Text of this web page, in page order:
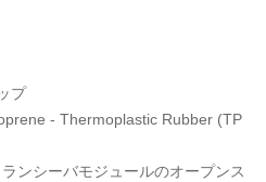
プ
- Thermoplastic Rubber (TP
ンシーバモジュールのオープンス